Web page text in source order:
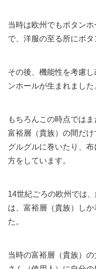
当時は欧州でもボタン
で、洋服の至る所にボタ
その後、機能性を考慮
ンホールが生まれました
もちろんこの時点では
富裕層（貴族）の間だ
グルグルに巻いたり、
方をしています。
14世紀ごろの欧州では
は、富裕層（貴族）し
た。
当時の富裕層（貴族）